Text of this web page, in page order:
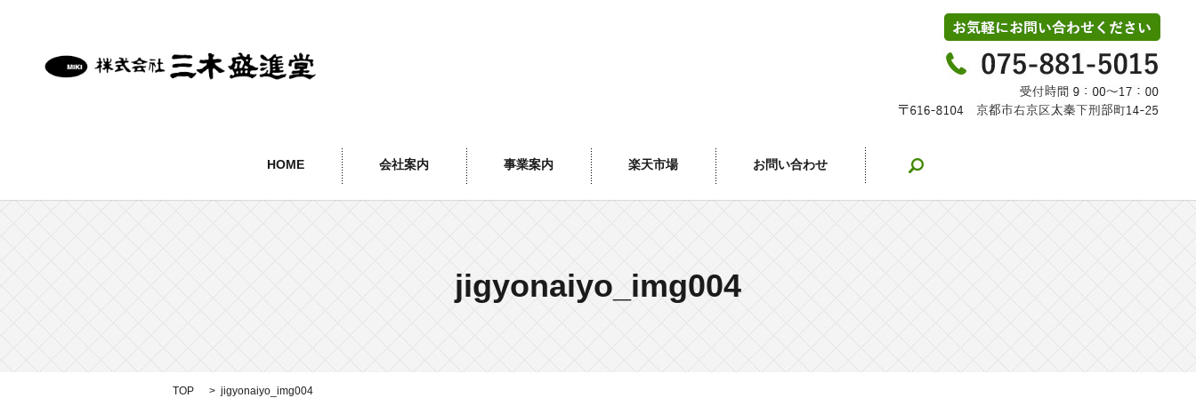
HOME 会社案内 事業案内 楽天市場 お問い合わせ
jigyonaiyo_img004
TOP jigyonaiyo_img004